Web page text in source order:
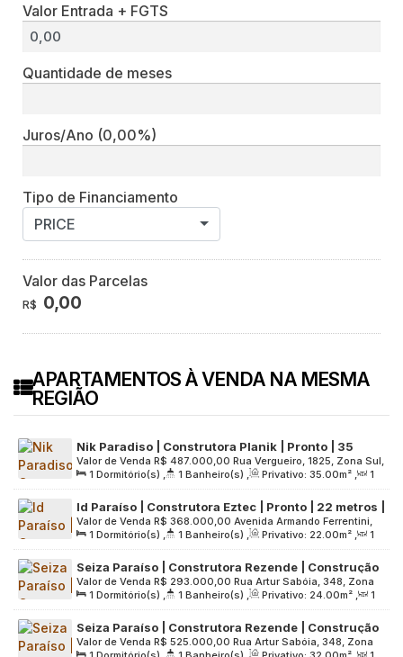
Valor Entrada + FGTS
Quantidade de meses
Juros/Ano (0,00%)
Tipo de Financiamento
PRICE
Valor das Parcelas
R$ 0,00
APARTAMENTOS À VENDA NA MESMA
REGIÃO
Nik Paradiso | Construtora Planik | Pronto | 35
metros | 01 dormitório | com varanda | sem vaga
R$ 487.000,00
Valor de Venda
Rua Vergueiro, 1825, Zona Sul,
04101-904, Paraíso, São Paulo, São Paulo, Brasil
1 Dormitório(s) , 1 Banheiro(s) , Privativo: 35.00m² ,
1
Sala(s) , Útil: 35.00m² , Terreno: 996.00m²
Id Paraíso | Construtora Eztec | Pronto | 22 metros |
studios | sem varanda
R$ 368.000,00
Valor de Venda
Avenida Armando Ferrentini,
654, Zona Sul, 04103-030, Paraíso, São Paulo, São Paulo,
Brasil
1 Dormitório(s) , 1 Banheiro(s) , Privativo: 22.00m² ,
1
Sala(s) , Útil: 22.00m² , Terreno: 3266.00m²
Seiza Paraíso | Construtora Rezende | Construção
| 24 metros | studio com varanda
R$ 293.000,00
Valor de Venda
Rua Artur Sabóia, 348, Zona
Sul, 04104-060, Paraíso, São Paulo, São Paulo, Brasil
1 Dormitório(s) , 1 Banheiro(s) , Privativo: 24.00m² ,
1
Sala(s) , Útil: 24.00m²
Seiza Paraíso | Construtora Rezende | Construção
| 32 metros | studio com varanda | sem vaga
R$ 525.000,00
Valor de Venda
Rua Artur Sabóia, 348, Zona